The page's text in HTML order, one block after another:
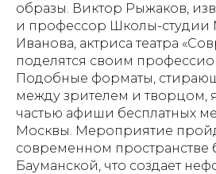
образы. Виктор Рыжаков,
и профессор Школы-студии
Иванова, актриса театра
поделятся своим
Подобные форматы,
между зрителем и творцом,
частью афиши бесплатных
Москвы. Мероприятие
современном пространстве
Бауманской, что создает